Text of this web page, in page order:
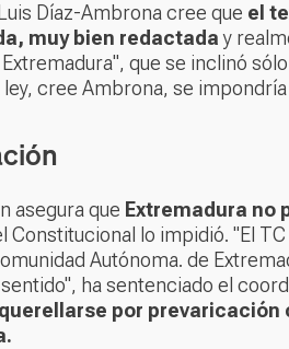
Díaz-Ambrona cree que el
muy bien redactaday
que se inclinó
cree Ambrona, se
asegura que Extremadura no
Constitucional lo impidió. "El
Autónoma. de
ha sentenciado el
querellarse por prevaricación